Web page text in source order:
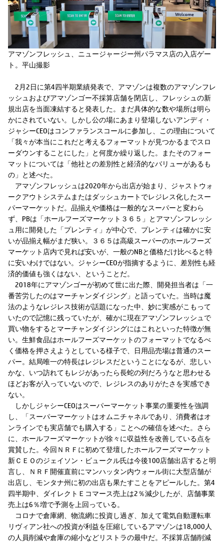
アマゾンフレッシュ、ニュージャージー州パラマス店の入店ゲー
ト。平山撮影
2月2日に第4四半期業績発表で、アマゾンは複数のアマゾンフレ
ッシュおよびアマゾンゴー不採算店舗を閉店し、フレッシュの新
規出店を当面凍結すると発表した。まだ具体的な数や場所は明ら
かにされていない。しかし公の場にあまり登場しないアンディ・
ジャシーCEOはコンファランスコールに参加し、この理由について
「我々が本当にこれだと考えるフォーマットが見つかるまでスロ
ーダウンすることにした」と何度か繰り返した。またそのフォー
マットについては「他社との差別性と経済的なバリューがあるも
の」と述べた。
アマゾンフレッシュは2020年から出店が始まり、ジャストウォ
ークアウトシステムまたはダッシュカートでレジレス化したスー
パーマーケットだ。品揃えや価格は一般的なスーパーと変わら
ず、PBは「ホールフーズマーケット３６５」とアマゾンフレッシ
ュ用に開発した「プレンティ」が中心で、プレンティは確かに安
いが品揃え幅がまだ狭い。３６５は高級スーパーのホールフーズ
マーケット店内で見れば安いが、一般のNBと価格だけ比べると特
に安いわけではない。ジャシーCEOが指摘するように、差別性も経
済的価値も強くはない、ということだ。
2018年にアマゾンゴーが初めて世に出た際、開発担当者は「一
番苦労したのはマーチャンダイジング」と語っていた。当時は魔
法のようなレジレス技術が話題になった中、妙に実感がこもって
いたので記憶に残っていたが、確かに現在アマゾンフレッシュで
買い物をするとマーチャンダイジングにはこれといった特徴が無
い。生鮮食品はホールフーズマーケットのフォーマットでなるべ
く価格を押さえようとしている様子で、日用品売場は普通のスー
パー。結局唯一の特長はレジレスだということになるが、悲しい
かな、いつ訪れてもレジがあったら長蛇の列だろうなと思わせる
ほどお客が入っていないので、レジレスのありがたさを実感でき
ない。
しかしジャシーCEOはスーパーマーケット事業の重要性を強調
し、「スーパーマーケットはオムニチャネルであり、消費者はオ
ンラインでも実店舗でも購入する」ことへの確信を述べた。さら
に、ホールフーズマーケットが徐々に収益性を改善している点を
賞賛した。今回ＮＲＦに初めて登壇したホールフーズマーケット
新ＣＥＯのジェイソン・ビュークル氏は今後100店舗出店すると明
言し、ＮＲＦ開催直前にマンハッタン内ウォール街に大型店舗が
出店し、モンタナ州に初の出店も果たすことをアピールした。第4
四半期中、ダイレクトＥコマース売上は2％減少したが、店舗事業
売上は6％増で予測を上回っている。
コロナで倉庫網、物流網に投資し過ぎ、加えて電気自動運転車
リヴィアン社への投資が利益を圧縮しているアマゾンは18,000人
の人員削減や倉庫の縮小などリストラの最中だ。不採算店舗削減